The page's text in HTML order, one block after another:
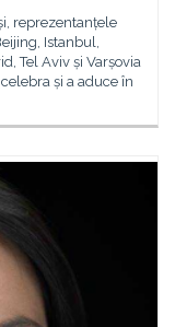
reprezentanțele
Istanbul,
Tel Aviv și Varșovia
și a aduce în